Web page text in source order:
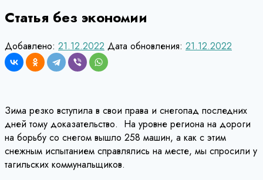
Статья без экономии
Добавлено: 21.12.2022 Дата обновления: 21.12.2022
Зима резко вступила в свои права и снегопад последних
дней тому доказательство. На уровне региона на дороги
на борьбу со снегом вышло 258 машин, а как с этим
снежным испытанием справлялись на месте, мы спросили у
тагильских коммунальщиков.